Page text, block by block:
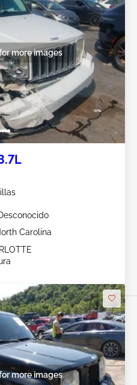
more images
Carolina
more images